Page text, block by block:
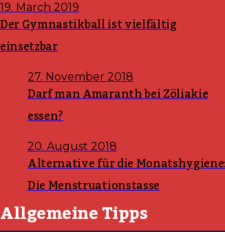
19. March 2019
Der Gymnastikball ist vielfältig
einsetzbar
27. November 2018
Darf man Amaranth bei Zöliakie
essen?
20. August 2018
Alternative für die
Die Menstruationstasse
Allgemeine Tipps